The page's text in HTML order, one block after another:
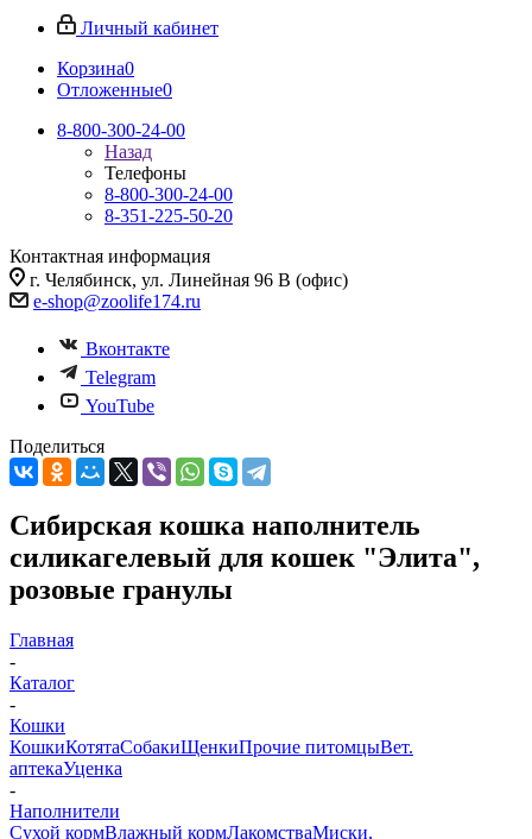
Личный кабинет
Корзина0
Отложенные0
8-800-300-24-00
Назад
Телефоны
8-800-300-24-00
8-351-225-50-20
Контактная информация
г. Челябинск, ул. Линейная 96 В (офис)
e-shop@zoolife174.ru
Вконтакте
Telegram
YouTube
Поделиться
Сибирская кошка наполнитель
силикагелевый для кошек "Элита",
розовые гранулы
Главная
-
Каталог
-
Кошки
КошкиКотятаСобакиЩенкиПрочие питомцыВет.
аптекаУценка
-
Наполнители
Сухой кормВлажный кормЛакомстваМиски,